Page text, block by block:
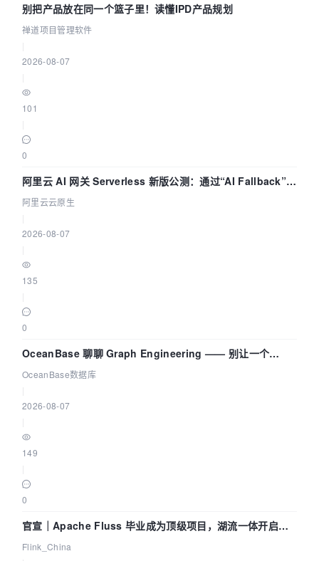
别把产品放在同一个篮子里！读懂IPD产品规划
禅道项目管理软件
2026-08-07
101
0
阿里云 AI 网关 Serverless 新版公测：通过“AI Fallback”与
拓扑可视化构建 AI 流量治理底座
阿里云云原生
2026-08-07
135
0
OceanBase 聊聊 Graph Engineering —— 别让一个
Agent 既当运动员又
OceanBase数据库
2026-08-07
149
0
官宣｜Apache Fluss 毕业成为顶级项目，湖流一体开启
Agentic Lake 全面实时化时代
Flink_China